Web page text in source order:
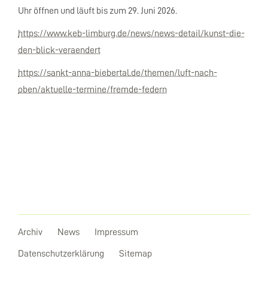
Uhr öffnen und läuft bis zum 29. Juni 2026.
https://www.keb-limburg.de/news/news-detail/kunst-die-
den-blick-veraendert
https://sankt-anna-biebertal.de/themen/luft-nach-
oben/aktuelle-termine/fremde-federn
Archiv News Impressum
Datenschutzerklärung Sitemap